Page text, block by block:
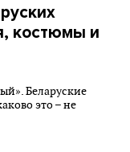
костюмы и